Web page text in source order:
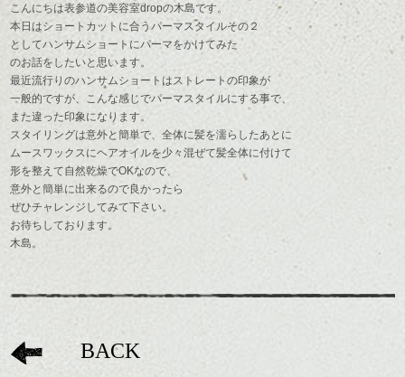
こんにちは表参道の美容室dropの木島です。
本日はショートカットに合うパーマスタイルその２
としてハンサムショートにパーマをかけてみた
のお話をしたいと思います。
最近流行りのハンサムショートはストレートの印象が
一般的ですが、こんな感じでパーマスタイルにする事で、
また違った印象になります。
スタイリングは意外と簡単で、全体に髪を濡らしたあとに
ムースワックスにヘアオイルを少々混ぜて髪全体に付けて
形を整えて自然乾燥でOKなので、
意外と簡単に出来るので良かったら
ぜひチャレンジしてみて下さい。
お待ちしております。
木島。
BACK